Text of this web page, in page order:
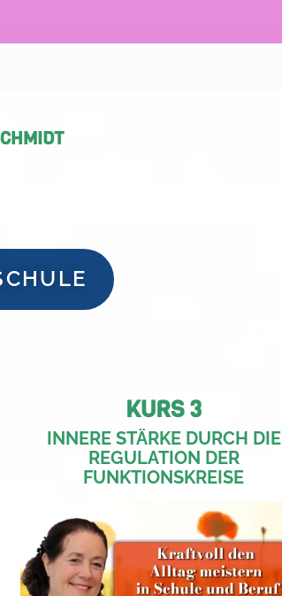
KURS 3
INNERE STÄRKE DURCH DIE
REGULATION DER
FUNKTIONSKREISE